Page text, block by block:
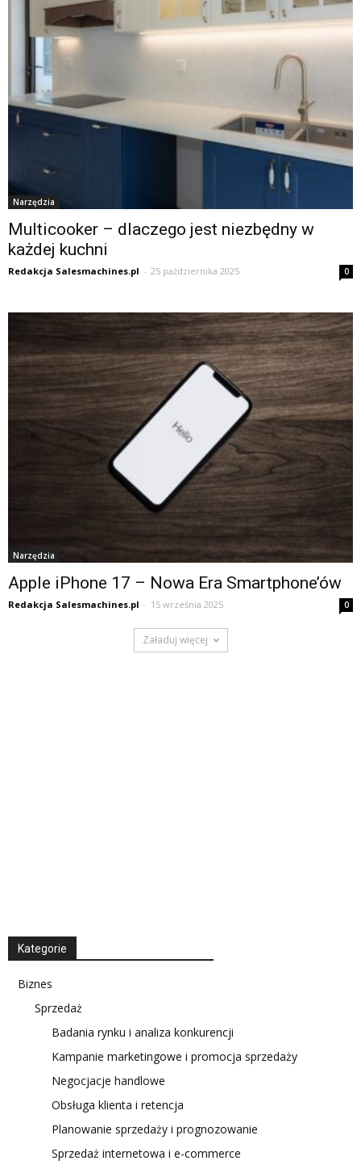
Narzędzia
Multicooker – dlaczego jest niezbędny w
każdej kuchni
Redakcja Salesmachines.pl - 25 października 2025 0
Narzędzia
Apple iPhone 17 – Nowa Era Smartphone’ów
Redakcja Salesmachines.pl - 15 września 2025 0
Załaduj więcej
Kategorie
Biznes
Sprzedaż
Badania rynku i analiza konkurencji
Kampanie marketingowe i promocja sprzedaży
Negocjacje handlowe
Obsługa klienta i retencja
Planowanie sprzedaży i prognozowanie
Sprzedaż internetowa i e-commerce